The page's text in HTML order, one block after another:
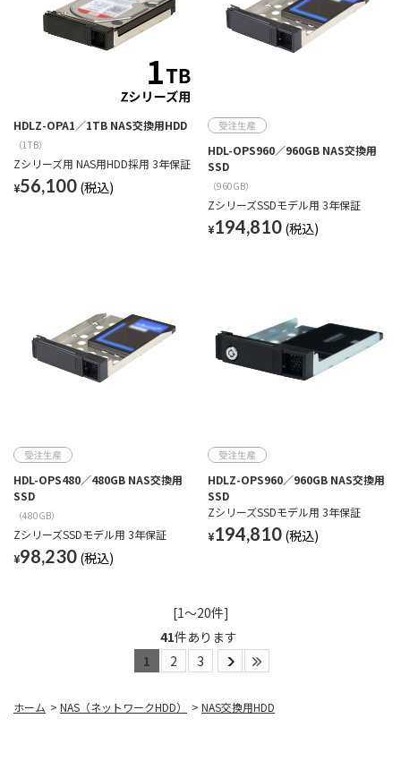
HDLZ-OPA1／1TB NAS交換用HDD
（1TB）
Zシリーズ用 NAS用HDD採用 3年保証
¥56,100
HDL-OPS960／960GB NAS交換用
SSD
（960GB）
ZシリーズSSDモデル用 3年保証
¥194,810
HDL-OPS480／480GB NAS交換用
SSD
（480GB）
ZシリーズSSDモデル用 3年保証
¥98,230
HDLZ-OPS960／960GB NAS交換用
SSD
ZシリーズSSDモデル用 3年保証
¥194,810
[1～20件]
41件あります
1
2 3
ホーム > NAS（ネットワークHDD） > NAS交換用HDD